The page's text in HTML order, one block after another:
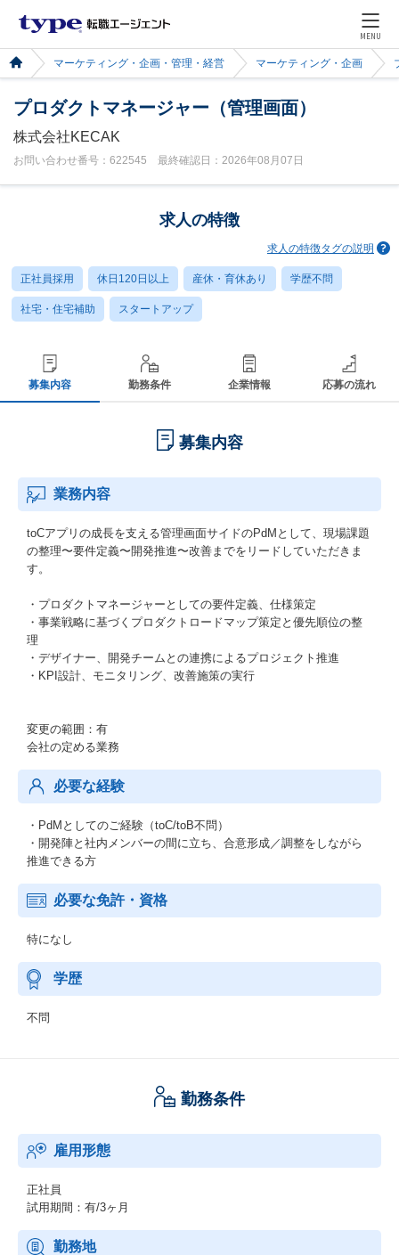
MENU
マーケティング・企画・管理・経営 マーケティング・企画
プロダクトマネージャー（管理画面）
株式会社KECAK
お問い合わせ番号：622545 最終確認日：2026年08月07日
求人の特徴
求人の特徴タグの説明
正社員採用 休日120日以上 産休・育休あり 学歴不問
社宅・住宅補助 スタートアップ
募集内容 勤務条件 企業情報 応募の流れ
募集内容
業務内容
toCアプリの成長を支える管理画面サイドのPdMとして、現場課題
の整理〜要件定義〜開発推進〜改善までをリードしていただきま
す。
・プロダクトマネージャーとしての要件定義、仕様策定
・事業戦略に基づくプロダクトロードマップ策定と優先順位の整
理
・デザイナー、開発チームとの連携によるプロジェクト推進
・KPI設計、モニタリング、改善施策の実行
変更の範囲：有
会社の定める業務
必要な経験
・PdMとしてのご経験（toC/toB不問）
・開発陣と社内メンバーの間に立ち、合意形成／調整をしながら
推進できる方
必要な免許・資格
特になし
学歴
不問
勤務条件
雇用形態
正社員
試用期間：有/3ヶ月
勤務地